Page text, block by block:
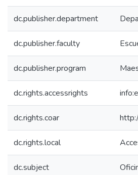
dc.publisher.department
dc.publisher.faculty
dc.publisher.program
dc.rights.accessrights
dc.rights.coar
dc.rights.local
dc.subject